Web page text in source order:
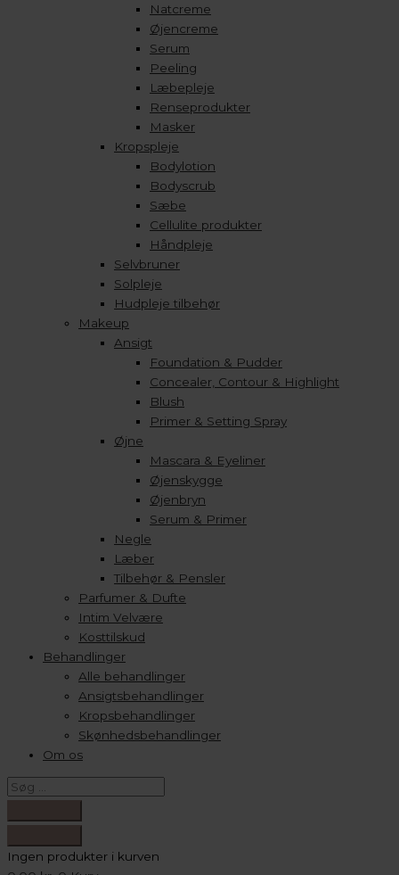
Natcreme
Øjencreme
Serum
Peeling
Læbepleje
Renseprodukter
Masker
Kropspleje
Bodylotion
Bodyscrub
Sæbe
Cellulite produkter
Håndpleje
Selvbruner
Solpleje
Hudpleje tilbehør
Makeup
Ansigt
Foundation & Pudder
Concealer, Contour & Highlight
Blush
Primer & Setting Spray
Øjne
Mascara & Eyeliner
Øjenskygge
Øjenbryn
Serum & Primer
Negle
Læber
Tilbehør & Pensler
Parfumer & Dufte
Intim Velvære
Kosttilskud
Behandlinger
Alle behandlinger
Ansigtsbehandlinger
Kropsbehandlinger
Skønhedsbehandlinger
Om os
Ingen produkter i kurven